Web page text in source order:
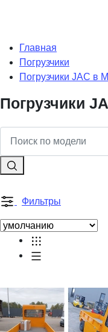
Главная
Погрузчики
Погрузчики JAC в
Погрузчики
Фильтры